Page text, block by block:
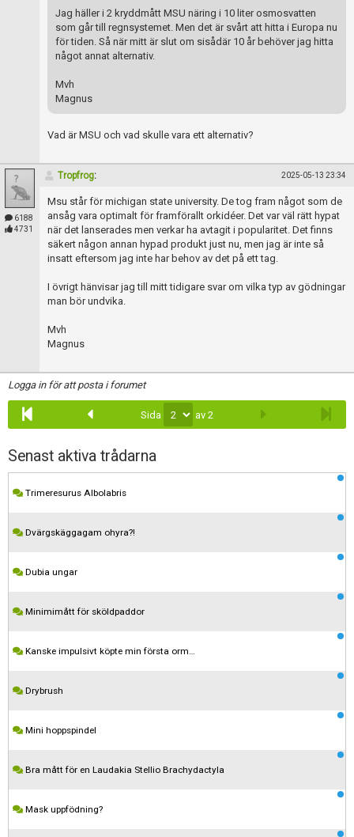
Jag häller i 2 kryddmått MSU näring i 10 liter osmosvatten
som går till regnsystemet. Men det är svårt att hitta i Europa nu
för tiden. Så när mitt är slut om sisådär 10 år behöver jag hitta
något annat alternativ.
Mvh
Magnus
Vad är MSU och vad skulle vara ett alternativ?
6188
4731
Tropfrog: 2025-05-13 23:34
Msu står för michigan state university. De tog fram något som de
ansåg vara optimalt för framförallt orkidéer. Det var väl rätt hypat
när det lanserades men verkar ha avtagit i popularitet. Det finns
säkert någon annan hypad produkt just nu, men jag är inte så
insatt eftersom jag inte har behov av det på ett tag.
I övrigt hänvisar jag till mitt tidigare svar om vilka typ av gödningar
man bör undvika.
Mvh
Magnus
Logga in för att posta i forumet
Sida av 2
Senast aktiva trådarna
Trimeresurus Albolabris
Dvärgskäggagam ohyra?!
Dubia ungar
Minimimått för sköldpaddor
Kanske impulsivt köpte min första orm…
Drybrush
Mini hoppspindel
Bra mått för en Laudakia Stellio Brachydactyla
Mask uppfödning?